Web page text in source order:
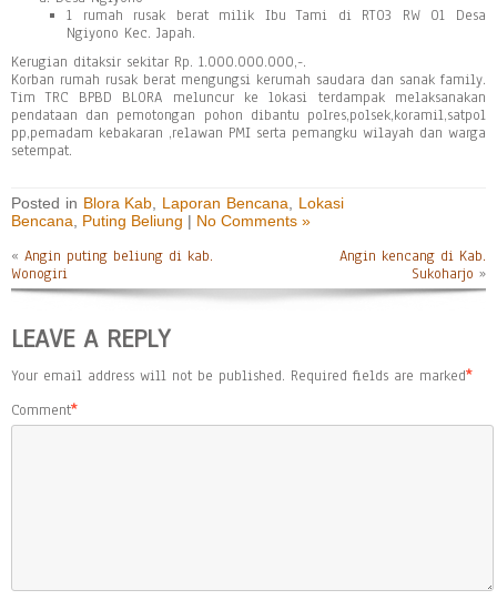
1 rumah rusak berat milik Ibu Tami di RT03 RW 01 Desa
Ngiyono Kec. Japah.
Kerugian ditaksir sekitar Rp. 1.000.000.000,-.
Korban rumah rusak berat mengungsi kerumah saudara dan sanak family.
Tim TRC BPBD BLORA meluncur ke lokasi terdampak melaksanakan
pendataan dan pemotongan pohon dibantu polres,polsek,koramil,satpol
pp,pemadam kebakaran ,relawan PMI serta pemangku wilayah dan warga
setempat.
Posted in Blora Kab Laporan Bencana
Lokasi
Bencana
Puting Beliung | No Comments »
« Angin puting beliung di kab.
Wonogiri
Angin kencang di Kab.
Sukoharjo »
LEAVE A REPLY
Your email address will not be published. Required fields are marked*
Comment*